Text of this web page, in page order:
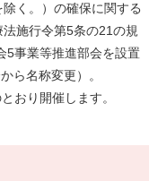
く。）の確保に関する
施行令第5条の21の規
5事業等推進部会を設置
ら名称変更）。
おり開催します。